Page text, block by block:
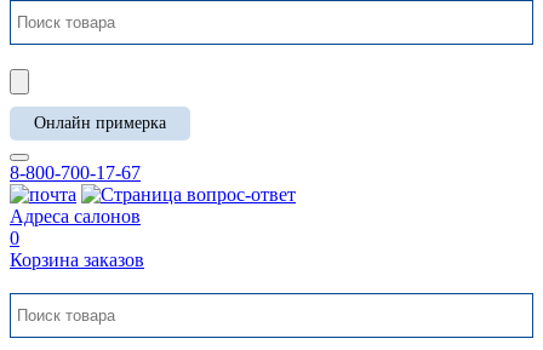
Онлайн примерка
8-800-700-17-67
Адреса салонов
0
Корзина заказов